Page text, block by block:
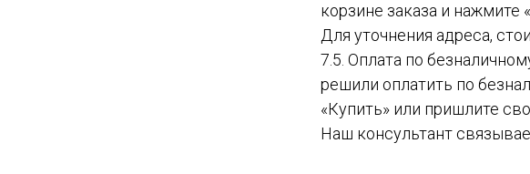
корзине заказа и нажмите
Для уточнения адреса,
7.5. Оплата по
решили оплатить по
«Купить» или пришлите
Наш консультант